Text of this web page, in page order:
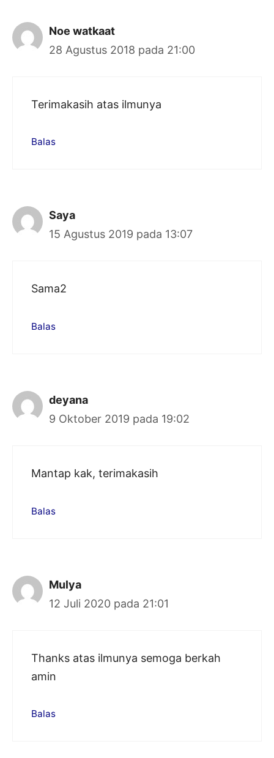
Noe watkaat
28 Agustus 2018 pada 21:00
Terimakasih atas ilmunya
Balas
Saya
15 Agustus 2019 pada 13:07
Sama2
Balas
deyana
9 Oktober 2019 pada 19:02
Mantap kak, terimakasih
Balas
Mulya
12 Juli 2020 pada 21:01
Thanks atas ilmunya semoga berkah
amin
Balas